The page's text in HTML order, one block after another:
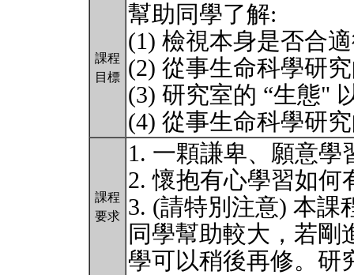
課程
目標
幫助同學了解:
(1) 檢視本身是否合
(2) 從事生命科學研
(3) 研究室的 “生態"
(4) 從事生命科學研
課程
要求
1. 一顆謙卑、願意
2. 懷抱有心學習如何
3. (請特別注意) 本課
同學幫助較大，若剛
學可以稍後再修。